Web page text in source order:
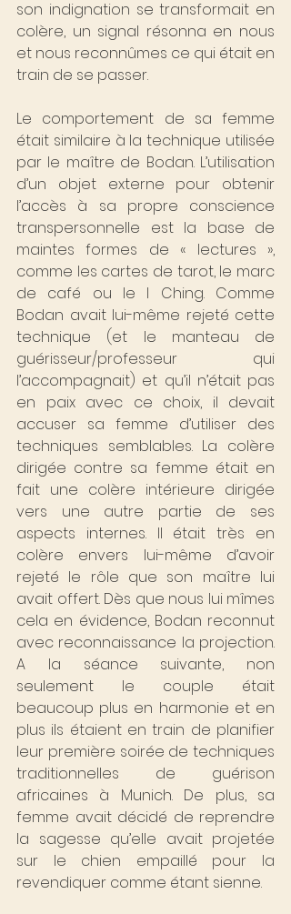
son indignation se transformait en
colère, un signal résonna en nous
et nous reconnûmes ce qui était en
train de se passer.
Le comportement de sa femme
était similaire à la technique utilisée
par le maître de Bodan. L’utilisation
d’un objet externe pour obtenir
l’accès à sa propre conscience
transpersonnelle est la base de
maintes formes de « lectures »,
comme les cartes de tarot, le marc
de café ou le I Ching. Comme
Bodan avait lui-même rejeté cette
technique (et le manteau de
guérisseur/professeur qui
l’accompagnait) et qu’il n’était pas
en paix avec ce choix, il devait
accuser sa femme d’utiliser des
techniques semblables. La colère
dirigée contre sa femme était en
fait une colère intérieure dirigée
vers une autre partie de ses
aspects internes. Il était très en
colère envers lui-même d’avoir
rejeté le rôle que son maître lui
avait offert. Dès que nous lui mîmes
cela en évidence, Bodan reconnut
avec reconnaissance la projection.
A la séance suivante, non
seulement le couple était
beaucoup plus en harmonie et en
plus ils étaient en train de planifier
leur première soirée de techniques
traditionnelles de guérison
africaines à Munich. De plus, sa
femme avait décidé de reprendre
la sagesse qu’elle avait projetée
sur le chien empaillé pour la
revendiquer comme étant sienne.